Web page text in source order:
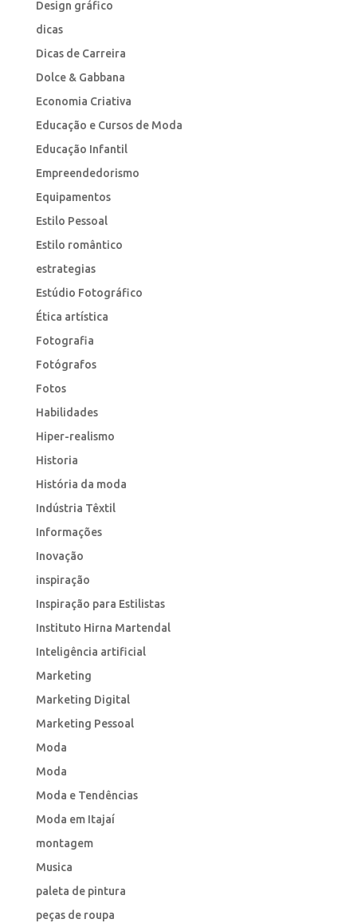
Design gráfico
dicas
Dicas de Carreira
Dolce & Gabbana
Economia Criativa
Educação e Cursos de Moda
Educação Infantil
Empreendedorismo
Equipamentos
Estilo Pessoal
Estilo romântico
estrategias
Estúdio Fotográfico
Ética artística
Fotografia
Fotógrafos
Fotos
Habilidades
Hiper-realismo
Historia
História da moda
Indústria Têxtil
Informações
Inovação
inspiração
Inspiração para Estilistas
Instituto Hirna Martendal
Inteligência artificial
Marketing
Marketing Digital
Marketing Pessoal
Moda
Moda
Moda e Tendências
Moda em Itajaí
montagem
Musica
paleta de pintura
peças de roupa